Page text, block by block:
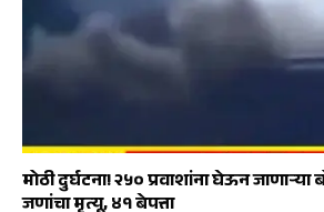
मोठी दुर्घटना! २५० प्रवाशांना घेऊन
जणांचा मृत्यू, ४१ बेपत्ता